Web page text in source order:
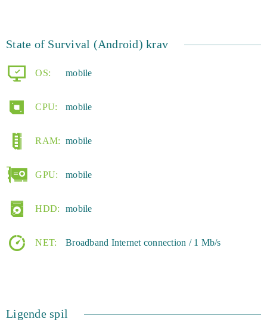
State of Survival (Android) krav
OS: mobile
CPU: mobile
RAM: mobile
GPU: mobile
HDD: mobile
NET: Broadband Internet connection / 1 Mb/s
Ligende spil